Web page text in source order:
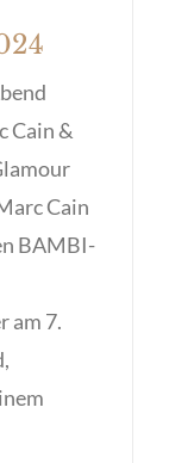
Cain &
Cain
BAMBI-
am 7.